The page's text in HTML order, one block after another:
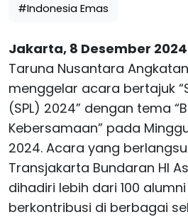
#Indonesia Emas
Jakarta, 8 Desember 2024
Taruna Nusantara
menggelar acara bertajuk
(SPL) 2024” dengan tema
Kebersamaan” pada
2024. Acara yang
Transjakarta Bundaran HI
dihadiri lebih dari 100
berkontribusi di berbagai